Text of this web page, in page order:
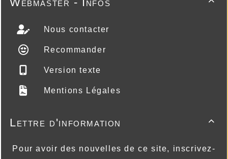
Nous contacter
Recommander
Version texte
Mentions Légales

Lettre d'information
Pour avoir des nouvelles de ce site, inscrivez-